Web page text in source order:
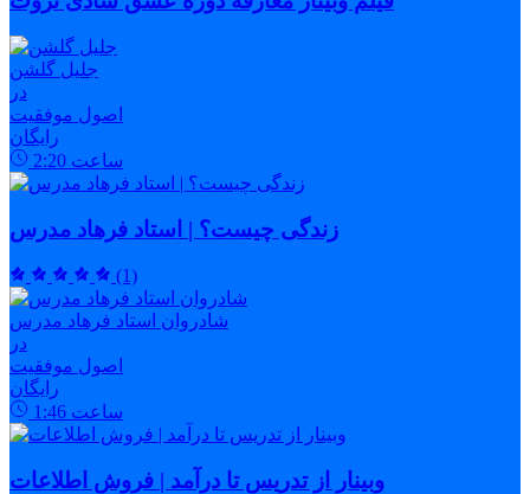
جلیل گلشن
در
اصول موفقیت
رایگان
2:20 ساعت
زندگی چیست؟ | استاد فرهاد مدرس
(1)
شادروان استاد فرهاد مدرس
در
اصول موفقیت
رایگان
1:46 ساعت
وبینار از تدریس تا درآمد | فروش اطلاعات